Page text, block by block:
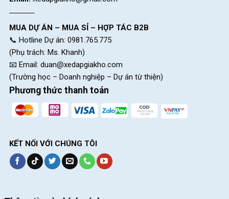
Giảm 10%
Shimano
4.480.000₫
5.000.000₫
Giảm 4%
MUA DỰ ÁN – MUA SỈ – HỢP TÁC B2B
📞 Hotline Dự án: 0981.765.775
(Phụ trách: Ms. Khanh)
📧 Email: duan@xedapgiakho.com
(Trường học – Doanh nghiệp – Dự án từ thiện)
Phương thức thanh toán
KẾT NỐI VỚI CHÚNG TÔI